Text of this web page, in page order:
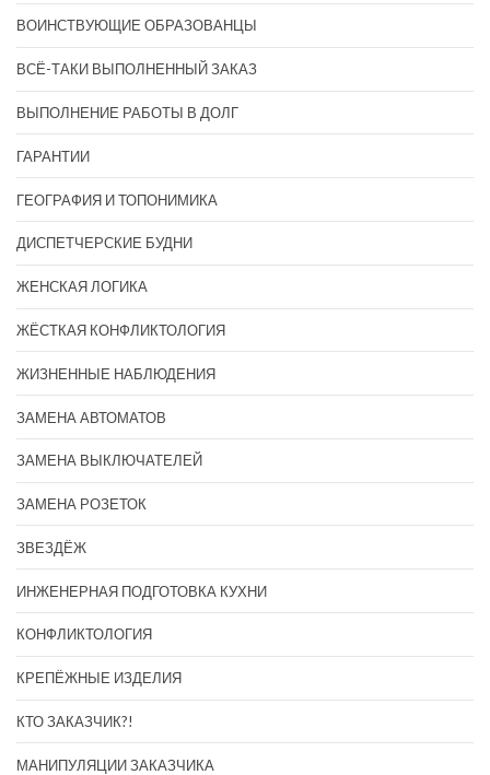
ВОИНСТВУЮЩИЕ ОБРАЗОВАНЦЫ
ВСЁ-ТАКИ ВЫПОЛНЕННЫЙ ЗАКАЗ
ВЫПОЛНЕНИЕ РАБОТЫ В ДОЛГ
ГАРАНТИИ
ГЕОГРАФИЯ И ТОПОНИМИКА
ДИСПЕТЧЕРСКИЕ БУДНИ
ЖЕНСКАЯ ЛОГИКА
ЖЁСТКАЯ КОНФЛИКТОЛОГИЯ
ЖИЗНЕННЫЕ НАБЛЮДЕНИЯ
ЗАМЕНА АВТОМАТОВ
ЗАМЕНА ВЫКЛЮЧАТЕЛЕЙ
ЗАМЕНА РОЗЕТОК
ЗВЕЗДЁЖ
ИНЖЕНЕРНАЯ ПОДГОТОВКА КУХНИ
КОНФЛИКТОЛОГИЯ
КРЕПЁЖНЫЕ ИЗДЕЛИЯ
КТО ЗАКАЗЧИК?!
МАНИПУЛЯЦИИ ЗАКАЗЧИКА